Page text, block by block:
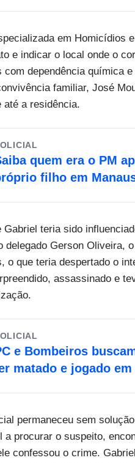
em Homicídios
e indicar o local onde o
dependência química
familiar, José
até a residência.
quem era o PM
filho em
teria sido
delegado Gerson Oliveira,
o que teria despertado o
assassinado e
e Bombeiros
matado e jogado
permaneceu sem
a procurar o suspeito,
confessou o crime.